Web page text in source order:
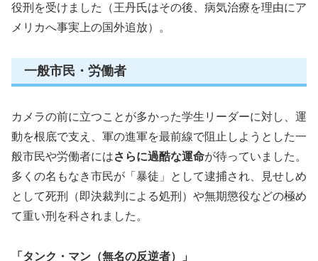
役刑を受けました（王丹氏はその後、病気治療を理由にア
メリカへ事実上の国外追放）。
一般市民・労働者
カメラの前に立つことが多かった学生リーダーに対し、運
動を根底で支え、軍の進軍を最前線で阻止しようとした一
般市民や労働者にはさらに過酷な運命が待っていました。
多くの名もなき市民が「暴徒」として逮捕され、見せしめ
として死刑（即決裁判による処刑）や無期懲役などの極め
て重い刑を科されました。
「タンク・マン（無名の反逆者）」